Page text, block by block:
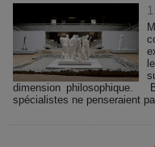
dimension philosophique.
spécialistes ne penseraient